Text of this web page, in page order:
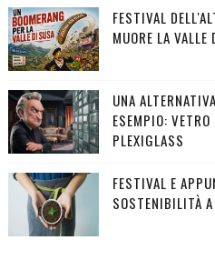
FESTIVAL
MUORE LA VALLE
UNA
ESEMPIO:
PLEXIGLASS
FESTIVAL E
SOSTENIBILITÀ